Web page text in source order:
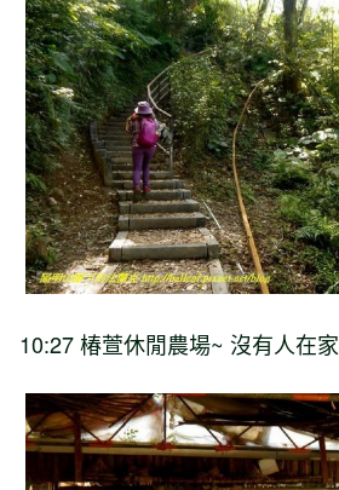
10:27椿萱休閒農場~ 沒有人在家